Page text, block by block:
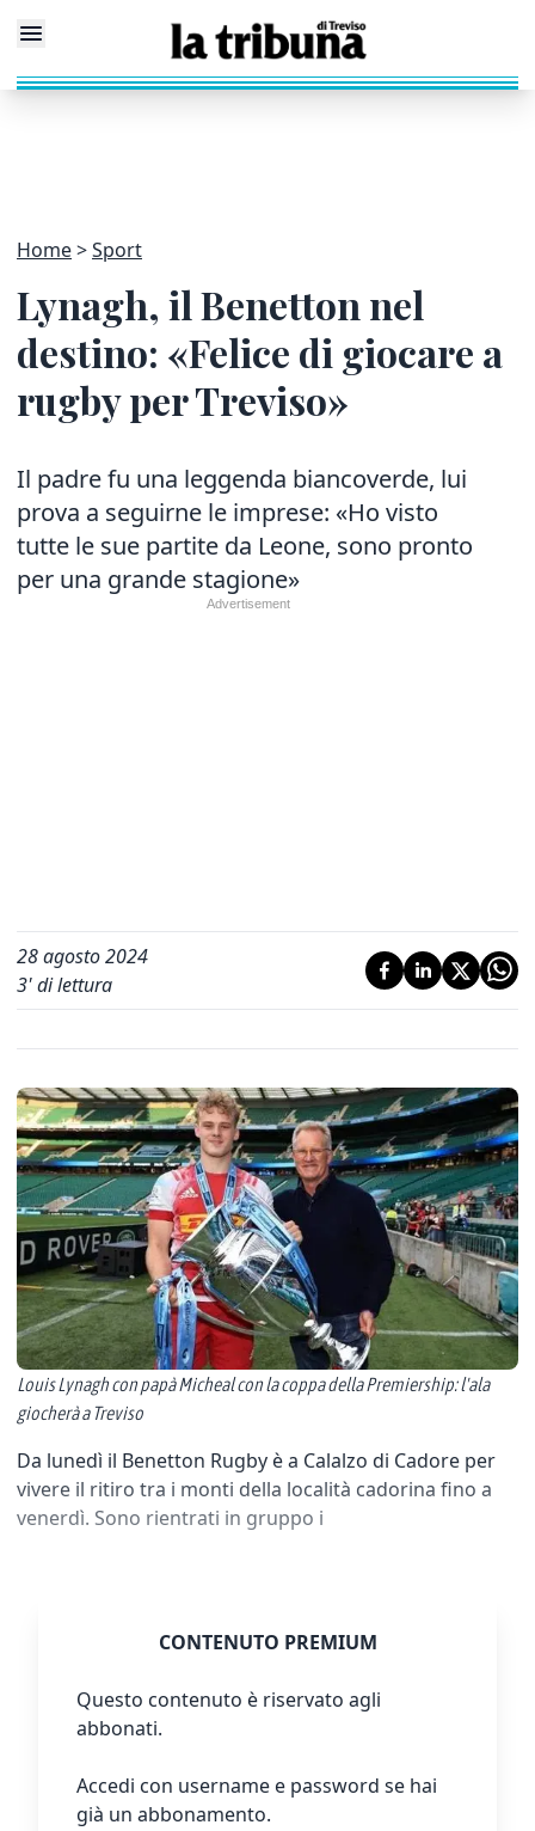
Home Sport
Lynagh, il Benetton nel
destino: «Felice di giocare a
rugby per Treviso»
Il padre fu una leggenda biancoverde, lui
prova a seguirne le imprese: «Ho visto
tutte le sue partite da Leone, sono pronto
per una grande stagione»
28 agosto 2024
3' di lettura
Louis Lynagh con papà Micheal con la coppa della Premiership: l'ala
giocherà a Treviso
Da lunedì il Benetton Rugby è a Calalzo di Cadore per
vivere il ritiro tra i monti della località cadorina fino a
venerdì. Sono rientrati in gruppo i
CONTENUTO PREMIUM
Questo contenuto è riservato agli
abbonati.
Accedi con username e password se hai
già un abbonamento.